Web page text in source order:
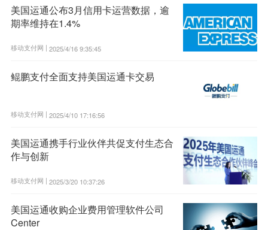
美国运通公布3月信用卡运营数据，逾
期率维持在1.4%
移动支付网 | 2025/4/16 9:35:45
鲲鹏支付全面支持美国运通卡交易
移动支付网 | 2025/4/10 17:16:56
美国运通携手行业伙伴共促支付生态合
作与创新
移动支付网 | 2025/3/20 10:37:26
美国运通收购企业费用管理软件公司
Center